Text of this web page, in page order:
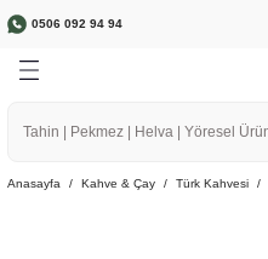
0506 092 94 94
Anasayfa Kahve & Çay Türk Kahvesi